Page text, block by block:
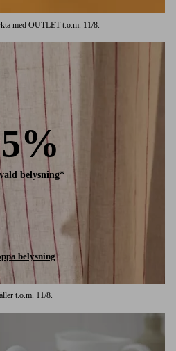
med OUTLET t.o.m. 11/8.
belysning*
belysning
t.o.m. 11/8.